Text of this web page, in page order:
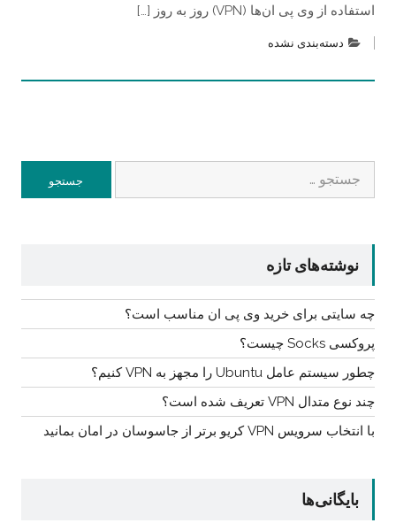
استفاده از وی پی ان‌ها (VPN) روز به روز […]
دسته‌بندی نشده
برای:
نوشته‌های تازه
چه سایتی برای خرید وی پی ان مناسب است؟
پروکسی Socks چیست؟
چطور سیستم عامل Ubuntu را مجهز به VPN کنیم؟
چند نوع متدال VPN تعریف شده است؟
با انتخاب سرویس VPN کریو برتر از جاسوسان در امان بمانید
بایگانی‌ها